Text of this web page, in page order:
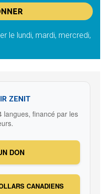
le lundi, mardi, mercredi,
ZENIT
langues, financé par les
DON
CANADIENS